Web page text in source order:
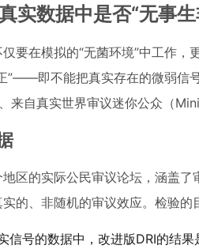
实数据中是否“无事
要在模拟的“无菌环境”中工作
”——即不能把真实存在的微弱信
来自真实世界审议迷你公众（
区的实际公民审议论坛，涵盖
的、非随机的审议效应。检验的
信号的数据中，改进版DRI的结